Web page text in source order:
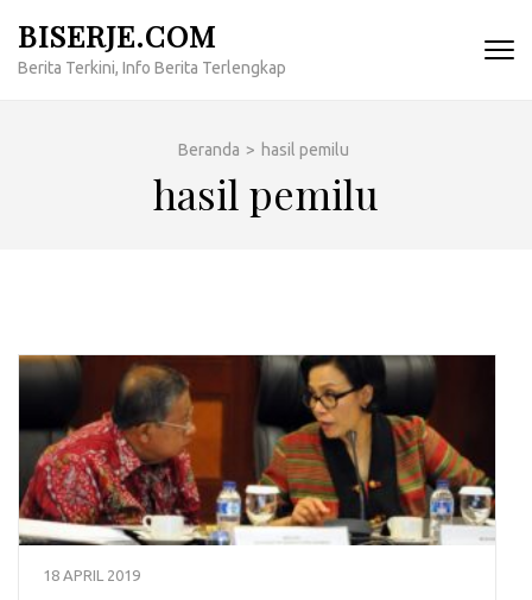
konten
BISERJE.COM
Berita Terkini, Info Berita Terlengkap
Beranda > hasil pemilu
hasil pemilu
18 APRIL 2019